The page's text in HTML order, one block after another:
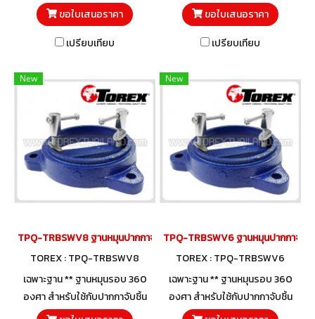
พร้อมฐานหมุนรอบ 360 องศา
TPQ-TRBSWV สำหรับใช้กับ
ปากกาจับชิ้นงาน TOREX ชุด
ขอใบเสนอราคา
เปรียบเทียบ
พร้อมฐานหมุนรอบ 360 องศา
TPQ-TRBSWV สำหรับใช้กับ
ปากกาจับชิ้นงาน TOREX ชุด
ขอใบเสนอราคา
เปรียบเทียบ
New
TPQ-TRBSWV8 ฐานหมุนปากกาจับชิ้นงาน 200 มม. (8")
TOREX : TPQ-TRBSWV8
เฉพาะฐาน ** ฐานหมุนรอบ 360
องศา สำหรับใช้กับปากกาจับชิ้น
งาน ปากกาจับเหล็ก TOREX
New
TPQ-TRBSWV6 ฐานหมุนปากกาจับ
TOREX : TPQ-TRBSWV6
เฉพาะฐาน ** ฐานหมุนรอบ 360
องศา สำหรับใช้กับปากกาจับชิ้น
งาน ปากกาจับเหล็ก TOREX